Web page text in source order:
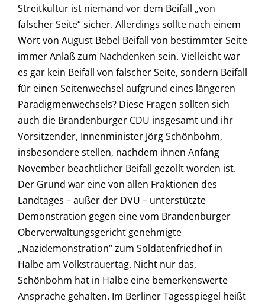
Streitkultur ist niemand vor dem Beifall „von
falscher Seite“ sicher. Allerdings sollte nach einem
Wort von August Bebel Beifall von bestimmter Seite
immer Anlaß zum Nachdenken sein. Vielleicht war
es gar kein Beifall von falscher Seite, sondern Beifall
für einen Seitenwechsel aufgrund eines längeren
Paradigmenwechsels? Diese Fragen sollten sich
auch die Brandenburger CDU insgesamt und ihr
Vorsitzender, Innenminister Jörg Schönbohm,
insbesondere stellen, nachdem ihnen Anfang
November beachtlicher Beifall gezollt worden ist.
Der Grund war eine von allen Fraktionen des
Landtages – außer der DVU – unterstützte
Demonstration gegen eine vom Brandenburger
Oberverwaltungsgericht genehmigte
„Nazidemonstration“ zum Soldatenfriedhof in
Halbe am Volkstrauertag. Nicht nur das,
Schönbohm hat in Halbe eine bemerkenswerte
Ansprache gehalten. Im Berliner Tagesspiegel heißt